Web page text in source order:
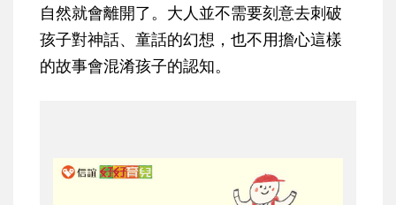
自然就會離開了。大人並不需要刻意去刺破
孩子對神話、童話的幻想，也不用擔心這樣
的故事會混淆孩子的認知。